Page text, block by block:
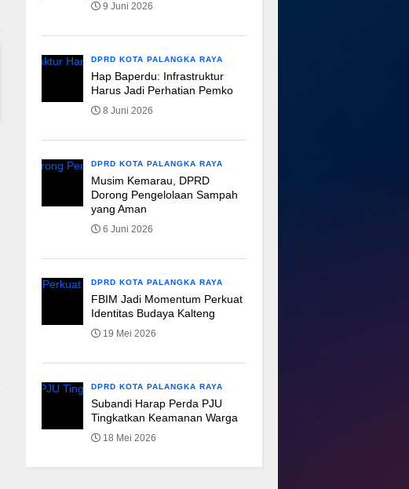
9 Juni 2026
DPRD KOTA PALANGKA RAYA
Hap Baperdu: Infrastruktur
Harus Jadi Perhatian Pemko
8 Juni 2026
DPRD KOTA PALANGKA RAYA
Musim Kemarau, DPRD
Dorong Pengelolaan Sampah
yang Aman
6 Juni 2026
DPRD KOTA PALANGKA RAYA
FBIM Jadi Momentum Perkuat
Identitas Budaya Kalteng
19 Mei 2026
DPRD KOTA PALANGKA RAYA
Subandi Harap Perda PJU
Tingkatkan Keamanan Warga
18 Mei 2026